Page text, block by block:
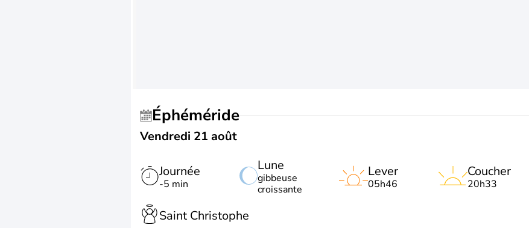
Éphéméride
Vendredi 21 août
Journée
-5 min
Lune
gibbeuse
croissante
Lever
05h46
Coucher
20h33
Saint Christophe